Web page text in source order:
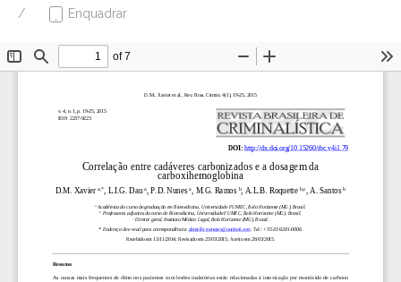
Enquadrar